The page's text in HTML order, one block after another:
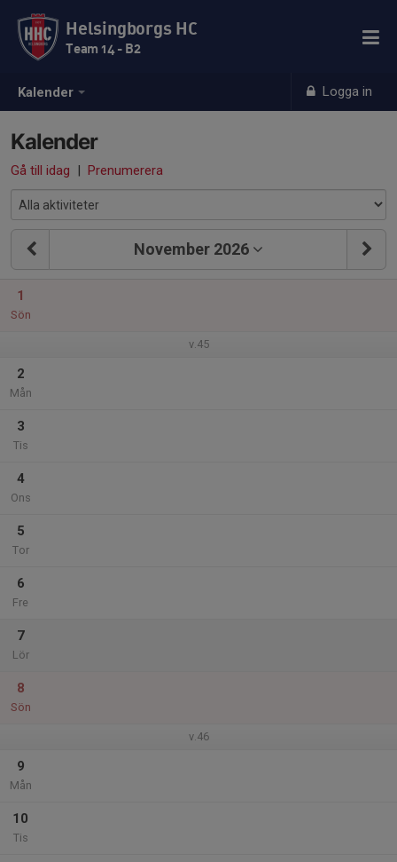
Kalender Logga in
Helsingborgs HC
Team 14 - B2
Kalender
Gå till idag | Prenumerera
November 2026
1
Sön
v.45
2
Mån
3
Tis
4
Ons
5
Tor
6
Fre
7
Lör
8
Sön
v.46
9
Mån
10
Tis